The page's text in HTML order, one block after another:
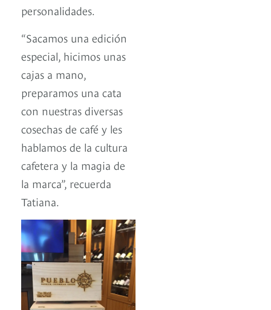
personalidades.
“Sacamos una edición
especial, hicimos unas
cajas a mano,
preparamos una cata
con nuestras diversas
cosechas de café y les
hablamos de la cultura
cafetera y la magia de
la marca”, recuerda
Tatiana.